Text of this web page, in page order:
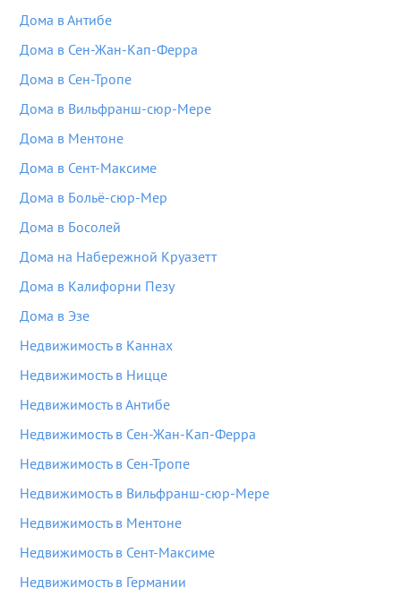
Дома в Антибе
Дома в Сен-Жан-Кап-Ферра
Дома в Сен-Тропе
Дома в Вильфранш-сюр-Мере
Дома в Ментоне
Дома в Сент-Максиме
Дома в Больё-сюр-Мер
Дома в Босолей
Дома на Набережной Круазетт
Дома в Калифорни Пезу
Дома в Эзе
Недвижимость в Каннах
Недвижимость в Ницце
Недвижимость в Антибе
Недвижимость в Сен-Жан-Кап-Ферра
Недвижимость в Сен-Тропе
Недвижимость в Вильфранш-сюр-Мере
Недвижимость в Ментоне
Недвижимость в Сент-Максиме
Недвижимость в Германии